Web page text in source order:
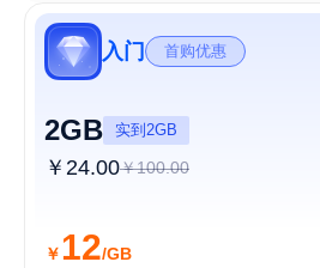
入门 首购优惠
2GB 实到2GB
￥24.00￥100.00
￥12/GB